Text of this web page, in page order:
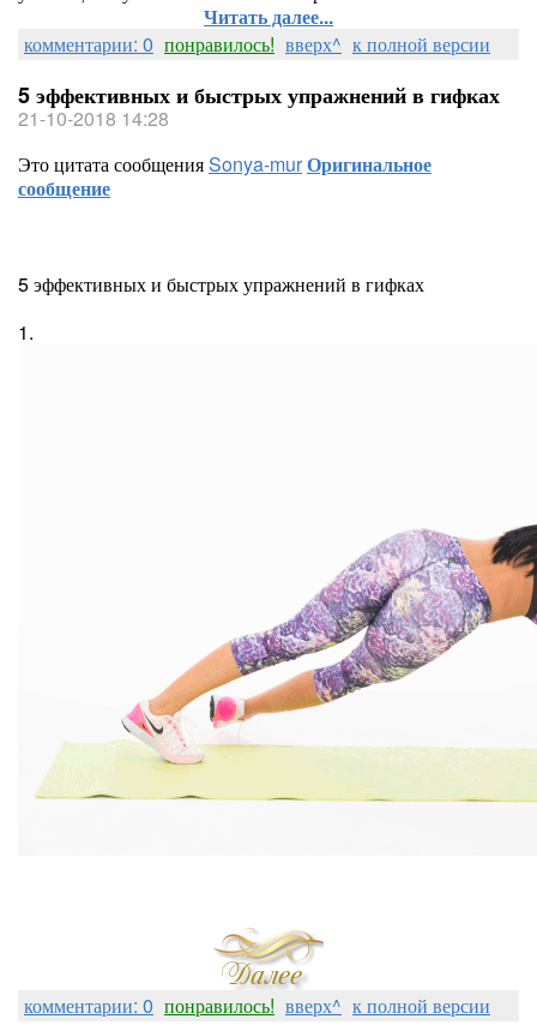
Читать далее...
комментарии: 0 понравилось! вверх^ к полной версии
5 эффективных и быстрых упражнений в гифках
21-10-2018 14:28
Это цитата сообщенияSonya-murОригинальное
сообщение
5 эффективных и быстрых упражнений в гифках
1.
комментарии: 0 понравилось! вверх^ к полной версии